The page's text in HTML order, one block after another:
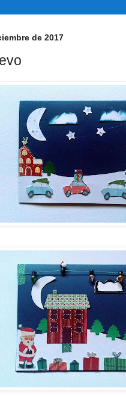
de 2017